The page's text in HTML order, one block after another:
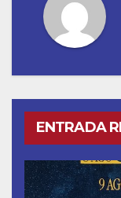
ENTRADA